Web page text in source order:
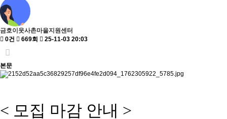
금호이웃사촌마을지원센터
0건
669회 25-11-03 20:03
본문
< 모집 마감 안내 >